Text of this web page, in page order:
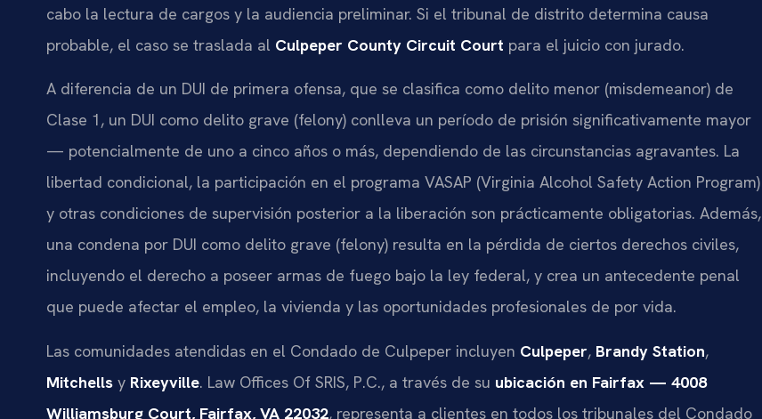
cabo la lectura de cargos y la audiencia preliminar. Si el tribunal de distrito determina causa
probable, el caso se traslada al Culpeper County Circuit Court para el juicio con jurado.
A diferencia de un DUI de primera ofensa, que se clasifica como delito menor (misdemeanor) de
Clase 1, un DUI como delito grave (felony) conlleva un período de prisión significativamente mayor
— potencialmente de uno a cinco años o más, dependiendo de las circunstancias agravantes. La
libertad condicional, la participación en el programa VASAP (Virginia Alcohol Safety Action Program)
y otras condiciones de supervisión posterior a la liberación son prácticamente obligatorias. Además,
una condena por DUI como delito grave (felony) resulta en la pérdida de ciertos derechos civiles,
incluyendo el derecho a poseer armas de fuego bajo la ley federal, y crea un antecedente penal
que puede afectar el empleo, la vivienda y las oportunidades profesionales de por vida.
Las comunidades atendidas en el Condado de Culpeper incluyen Culpeper, Brandy Station,
Mitchells y Rixeyville. Law Offices Of SRIS, P.C., a través de su ubicación en Fairfax — 4008
Williamsburg Court, Fairfax, VA 22032, representa a clientes en todos los tribunales del Condado